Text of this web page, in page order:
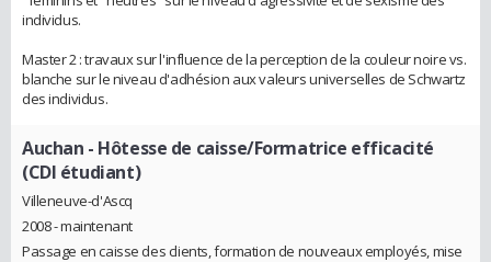
individus.
Master 2 : travaux sur l'influence de la perception de la couleur noire vs.
blanche sur le niveau d'adhésion aux valeurs universelles de Schwartz
des individus.
Auchan - Hôtesse de caisse/Formatrice efficacité
(CDI étudiant)
Villeneuve-d'Ascq
2008 - maintenant
Passage en caisse des clients, formation de nouveaux employés, mise